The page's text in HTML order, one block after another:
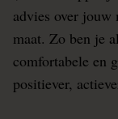
advies over jouw
maat. Zo ben je
comfortabele en
positiever,